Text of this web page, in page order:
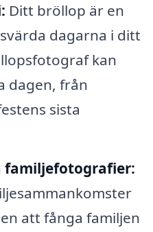
Ditt bröllop är en
dagarna i ditt
kan
dagen, från
sista
familjefotografier:
att fånga familjen